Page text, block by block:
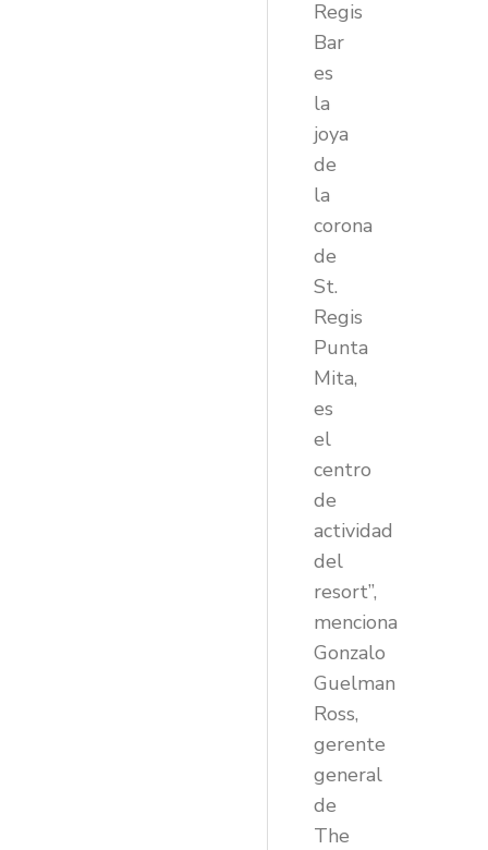
Regis
Bar
es
la
joya
de
la
corona
de
St.
Regis
Punta
Mita,
es
el
centro
de
actividad
del
resort”,
menciona
Gonzalo
Guelman
Ross,
gerente
general
de
The